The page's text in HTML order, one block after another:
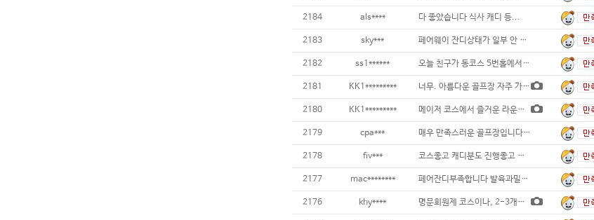
2184 als**** 다 좋았습니다 식사 캐디 등...
2183 sky*** 페어웨이 잔디상태가 일부 안 좋은 곳이 있긴
2182 ss1****** 오늘 친구가 동코스 5번홀에서 홀인원했습니
2181 KK1********* 너무. 아름다운 골프장 자주 가고 싶어요
2180 KK1********* 메이저 코스에서 즐거운 라운딩. 그린도 느리
2179 cpa*** 매우 만족스러운 골프장입니다...
2178 fiv*** 코스좋고 캐디분도 진행좋고 그린스피드가 약간
2177 mac******** 페어잔디부족합니다 발육과밀도가부족...
2176 khy**** 명문회원제 코스이나, 2-3개홀 티박